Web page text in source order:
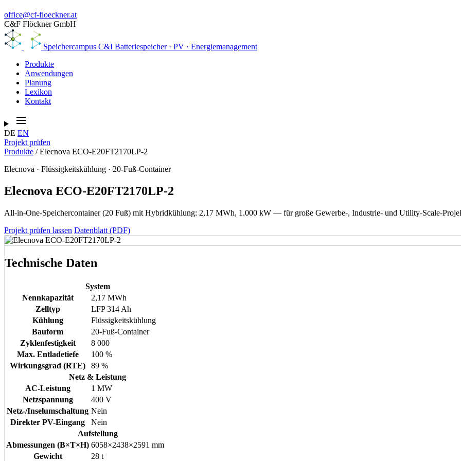
office@cf-floeckner.at
C&F Flöckner GmbH
Speichercampus C&I Batteriespeicher · PV · Energiemanagement
Produkte
Anwendungen
Planung
Lexikon
Kontakt
DE EN
Projekt prüfen
Produkte /Elecnova ECO-E20FT2170LP-2
Elecnova · Flüssigkeitskühlung · 20-Fuß-Container
Elecnova ECO-E20FT2170LP-2
All-in-One-Speichercontainer (20 Fuß) mit Hybridkühlung: 2,17 MWh, 1.000 kW — für große Gewerbe-, Industrie- und Utility-Scale-
Projekt prüfen lassen Datenblatt (PDF)
Technische Daten
System
Nennkapazität
2,17 MWh
Zelltyp
LFP 314 Ah
Kühlung
Flüssigkeitskühlung
Bauform
20-Fuß-Container
Zyklenfestigkeit
8 000
Max. Entladetiefe
100 %
Wirkungsgrad (RTE)
89 %
Netz & Leistung
AC-Leistung
1 MW
Netzspannung
400 V
Netz-/Inselumschaltung Nein
Direkter PV-Eingang
Nein
Aufstellung
Abmessungen (B×T×H) 6058×2438×2591 mm
Gewicht
28 t